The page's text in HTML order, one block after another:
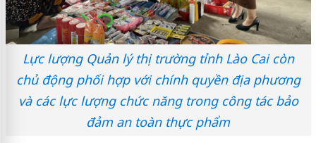
Lực lượng Quản lý thị trường tỉnh Lào Cai còn
chủ động phối hợp với chính quyền địa phương
và các lực lượng chức năng trong công tác bảo
đảm an toàn thực phẩm